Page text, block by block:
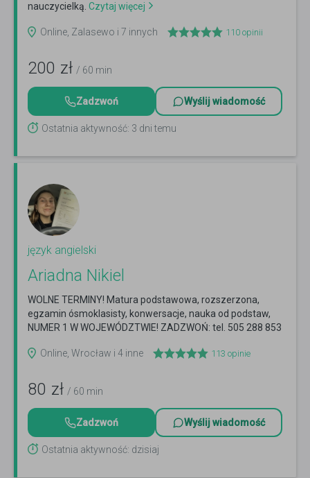
nauczycielką. Czytaj więcej
Online, Zalasewo i 7 innych 110 opinii
200 zł / 60 min
Zadzwoń Wyślij wiadomość
Ostatnia aktywność: 3 dni temu
język angielski
Ariadna Nikiel
WOLNE TERMINY! Matura podstawowa, rozszerzona,
egzamin ósmoklasisty, konwersacje, nauka od podstaw,
NUMER 1 W WOJEWÓDZTWIE! ZADZWOŃ: tel. 505 288 853
Online, Wrocław i 4 inne
113 opinie
80 zł / 60 min
Zadzwoń Wyślij wiadomość
Ostatnia aktywność: dzisiaj